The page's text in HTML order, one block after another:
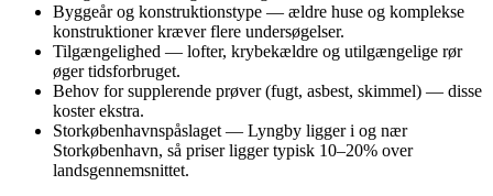
Byggeår og konstruktionstype — ældre huse og komplekse
konstruktioner kræver flere undersøgelser.
Tilgængelighed — lofter, krybekældre og utilgængelige rør
øger tidsforbruget.
Behov for supplerende prøver (fugt, asbest, skimmel) — disse
koster ekstra.
Storkøbenhavnspåslaget — Lyngby ligger i og nær
Storkøbenhavn, så priser ligger typisk 10–20% over
landsgennemsnittet.